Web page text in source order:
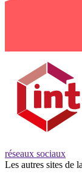
réseaux sociaux
Les autres sites de